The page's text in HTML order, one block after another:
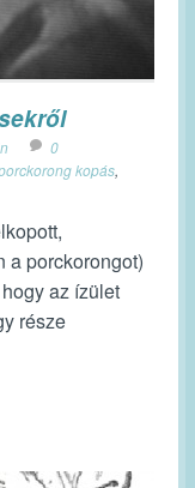
0
kopás,
a porckorongot)
az ízület
része